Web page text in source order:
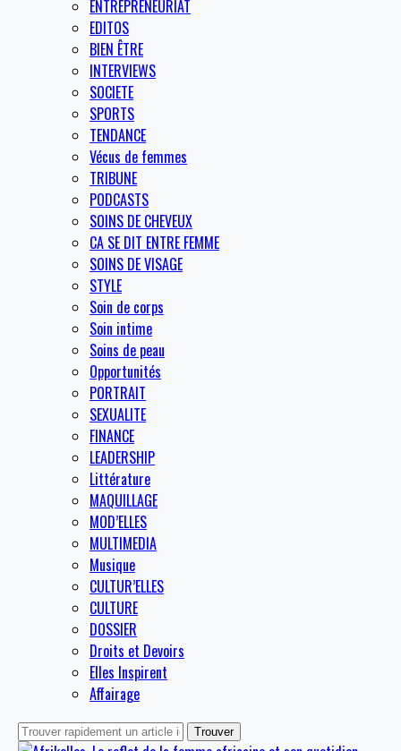
ENTREPRENEURIAT
EDITOS
BIEN ÊTRE
INTERVIEWS
SOCIETE
SPORTS
TENDANCE
Vécus de femmes
TRIBUNE
PODCASTS
SOINS DE CHEVEUX
CA SE DIT ENTRE FEMME
SOINS DE VISAGE
STYLE
Soin de corps
Soin intime
Soins de peau
Opportunités
PORTRAIT
SEXUALITE
FINANCE
LEADERSHIP
Littérature
MAQUILLAGE
MOD’ELLES
MULTIMEDIA
Musique
CULTUR’ELLES
CULTURE
DOSSIER
Droits et Devoirs
Elles Inspirent
Affairage